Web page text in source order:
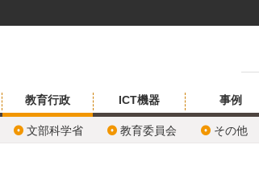
教育行政
文部科学省 教育委員会 その他
ICT機器 事例